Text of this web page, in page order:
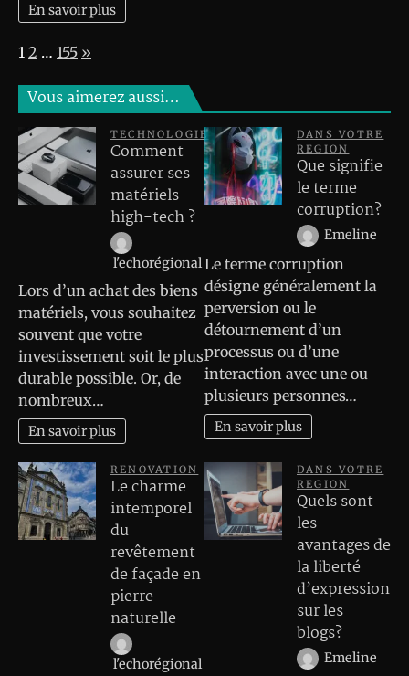
En savoir plus
Page:
1 2 … 155 Next
»
Vous aimerez aussi…
TECHNOLOGIE
Comment
assurer ses
matériels
high-tech ?
l'echorégional
Lors d’un achat des biens
matériels, vous souhaitez
souvent que votre
investissement soit le plus
durable possible. Or, de
nombreux…
En savoir plus
DANS VOTRE
REGION
Que signifie
le terme
corruption?
Emeline
Le terme corruption
désigne généralement la
perversion ou le
détournement d’un
processus ou d’une
interaction avec une ou
plusieurs personnes…
En savoir plus
RENOVATION
Le charme
intemporel
du
revêtement
de façade en
pierre
naturelle
l'echorégional
DANS VOTRE
REGION
Quels sont
les
avantages de
la liberté
d’expression
sur les
blogs?
Emeline